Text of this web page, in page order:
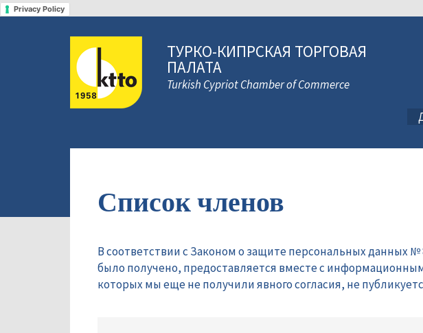
Privacy Policy
ТУРКО-КИПРСКАЯ ТОРГОВАЯ
ПАЛАТА
Turkish Cypriot Chamber of Commerce
Список членов
В соответствии с Законом о защите персональных данных
было получено, предоставляется вместе с
которых мы еще не получили явного согласия, не